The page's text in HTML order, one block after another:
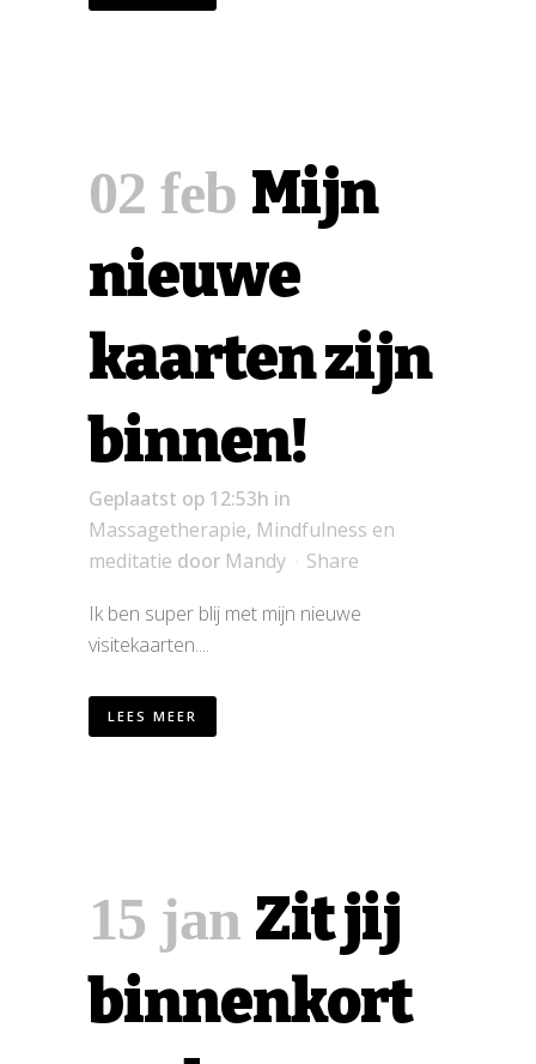
02 feb Mijn
nieuwe
kaarten zijn
binnen!
Geplaatst op 12:53h in
Massagetherapie, Mindfulness en
meditatie door Mandy
Share
Ik ben super blij met mijn nieuwe
visitekaarten....
LEES MEER
15 jan Zit jij
binnenkort